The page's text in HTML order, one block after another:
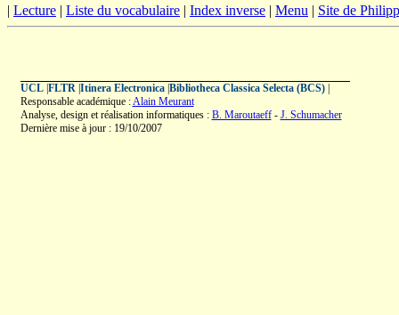
| Lecture | Liste du vocabulaire | Index inverse | Menu | Site de
UCL| FLTR| Itinera Electronica| Bibliotheca Classica Selecta (BCS)|
Responsable académique :Alain Meurant
Analyse, design et réalisation informatiques : B. Maroutaeff- J. Schumacher
Dernière mise à jour : 19/10/2007